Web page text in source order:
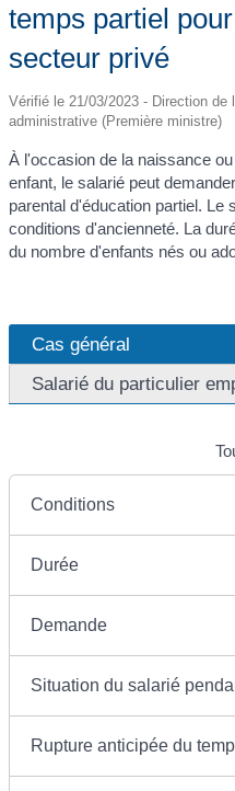
temps partiel
secteur privé
Vérifié le 21/03/2023 - Direction de
administrative (Première ministre)
À l'occasion de la naissance
enfant, le salarié peut
parental d'éducation partiel. Le
conditions d'ancienneté. La
du nombre d'enfants nés ou
Cas général
Salarié du particulier
Conditions
Durée
Demande
Situation du salarié
Rupture anticipée du